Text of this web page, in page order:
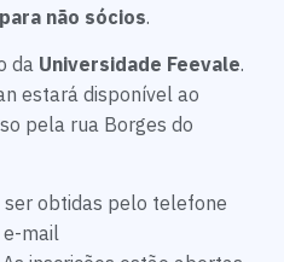
não sócios.
da Universidade Feevale.
estará disponível ao
pela rua Borges do
obtidas pelo telefone
mail